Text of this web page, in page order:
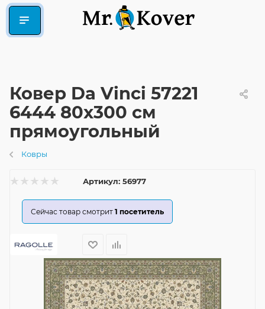
Ковер Da Vinci 57221
6444 80x300 см
прямоугольный
Ковры
Артикул: 56977
Сейчас товар смотрит 1 посетитель